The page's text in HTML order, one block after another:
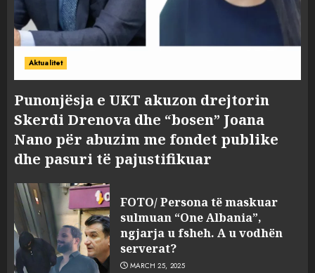
Aktualitet
Punonjësja e UKT akuzon drejtorin
Skerdi Drenova dhe “bosen” Joana
Nano për abuzim me fondet publike
dhe pasuri të pajustifikuar
FOTO/ Persona të maskuar
sulmuan “One Albania”,
ngjarja u fsheh. A u vodhën
serverat?
MARCH 25, 2025